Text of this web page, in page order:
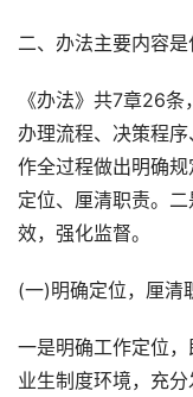
二、办法主要内容是
《办法》共7章26条
办理流程、决策程
作全过程做出明确
定位、厘清职责。
效，强化监督。
(一)明确定位，厘清
一是明确工作定位
业生制度环境，充